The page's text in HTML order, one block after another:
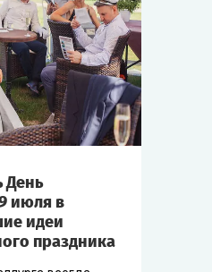
День
июля в
идеи
праздника